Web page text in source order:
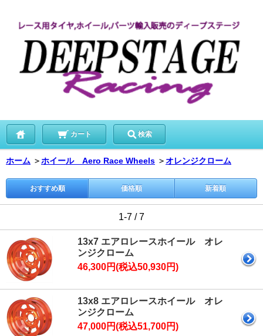
カート 検索
ホーム ＞ホイール Aero Race Wheels ＞オレンジクローム
おすすめ順 価格順 新着順
1-7 / 7
13x7 エアロレースホイール オレ
ンジクローム
46,300円(税込50,930円)
13x8 エアロレースホイール オレ
ンジクローム
47,000円(税込51,700円)